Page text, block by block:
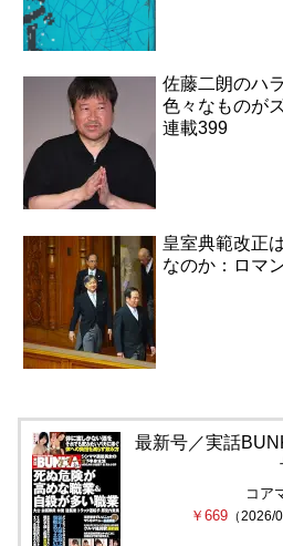
佐藤二朗のハ
色々なものが
連載399
皇室典範改正
なのか：ロマ
最新号／実話
コア
￥669 （2026/